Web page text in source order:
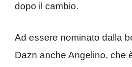
dopo il cambio.
Ad essere nominato dalla
Dazn anche Angelino, che